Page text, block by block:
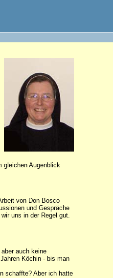
gleichen Augenblick
von Don Bosco
und Gespräche
uns in der Regel gut.
auch keine
Köchin - bis man
schaffte? Aber ich hatte